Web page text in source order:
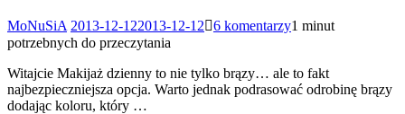
MoNuSiA 2013-12-122013-12-12 6 komentarzydo
brązy
z
1 minut
potrzebnych do przeczytania
Witajcie Makijaż dzienny to nie tylko brązy… ale to fakt
najbezpieczniejsza opcja. Warto jednak podrasować odrobinę brązy
dodając koloru, który …